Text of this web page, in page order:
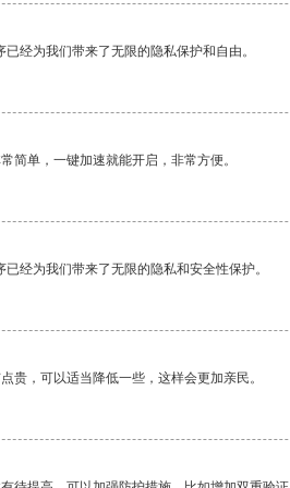
经为我们带来了无限的隐私保护和自由。
简单，一键加速就能开启，非常方便。
经为我们带来了无限的隐私和安全性保护。
贵，可以适当降低一些，这样会更加亲民。